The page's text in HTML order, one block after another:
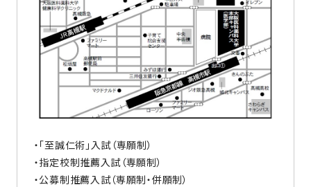
・「至誠仁術」入試（専願制）
・指定校制推薦入試（専願制）
・公募制推薦入試（専願制・併願制）